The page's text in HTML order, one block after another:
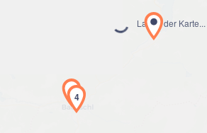
Laden der Karte...
34